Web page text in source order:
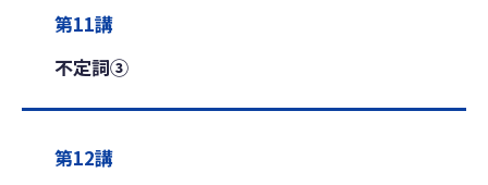
第11講
不定詞③
第12講